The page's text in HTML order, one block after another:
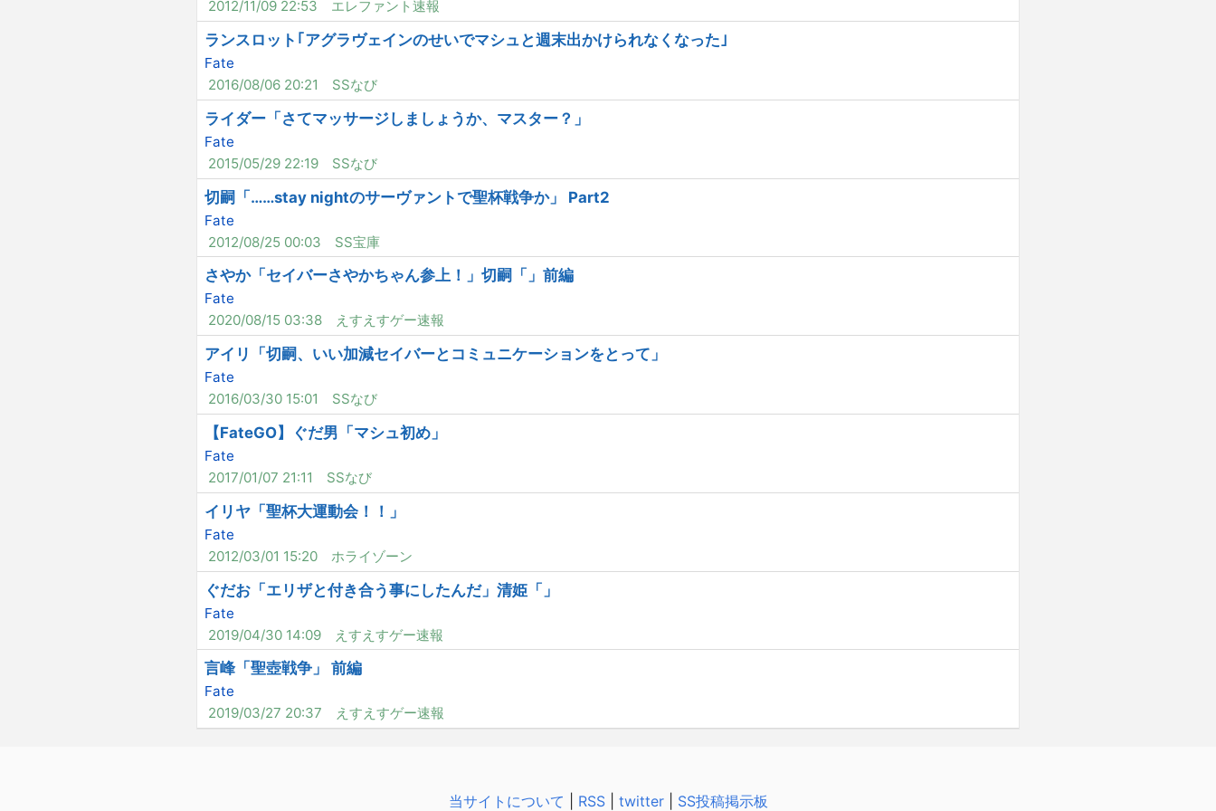
2012/11/09 22:53 エレファント速報
ランスロット｢アグラヴェインのせいでマシュと週末出かけられなくなった｣
Fate
2016/08/06 20:21
SSなび
ライダー「さてマッサージしましょうか、マスター？」
Fate
2015/05/29 22:19
SSなび
切嗣「……stay nightのサーヴァントで聖杯戦争か」 Part2
Fate
2012/08/25 00:03
SS宝庫
さやか「セイバーさやかちゃん参上！」切嗣「」前編
Fate
2020/08/15 03:38
えすえすゲー速報
アイリ「切嗣、いい加減セイバーとコミュニケーションをとって」
Fate
2016/03/30 15:01
SSなび
【FateGO】ぐだ男「マシュ初め」
Fate
2017/01/07 21:11
SSなび
イリヤ「聖杯大運動会！！」
Fate
2012/03/01 15:20
ホライゾーン
ぐだお「エリザと付き合う事にしたんだ」清姫「」
Fate
2019/04/30 14:09
えすえすゲー速報
言峰「聖壺戦争」 前編
Fate
2019/03/27 20:37
えすえすゲー速報
当サイトについて RSS| twitter| SS投稿掲示板